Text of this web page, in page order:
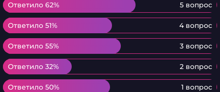
Ответило 62% 5 вопрос
Ответило 62%
Ответило 51% 4 вопрос
Ответило 51%
Ответило 55% 3 вопрос
Ответило 55%
Ответило 32% 2 вопрос
Ответило 32%
Ответило 50% 1 вопрос
Ответило 50%